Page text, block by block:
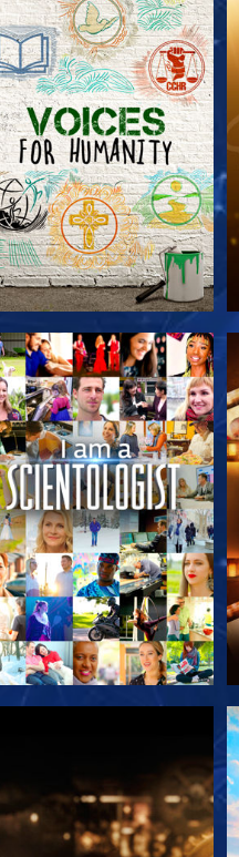
DÉCOUVRIR LES SÉRIES
DÉCOUVRIR LES SÉRIES